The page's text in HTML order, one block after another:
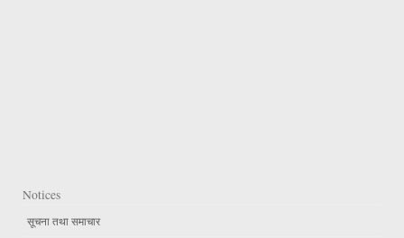
Notices
सूचना तथा समाचार